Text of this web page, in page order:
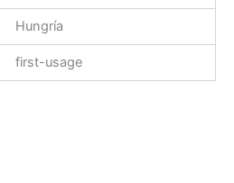
Hungría
first-usage